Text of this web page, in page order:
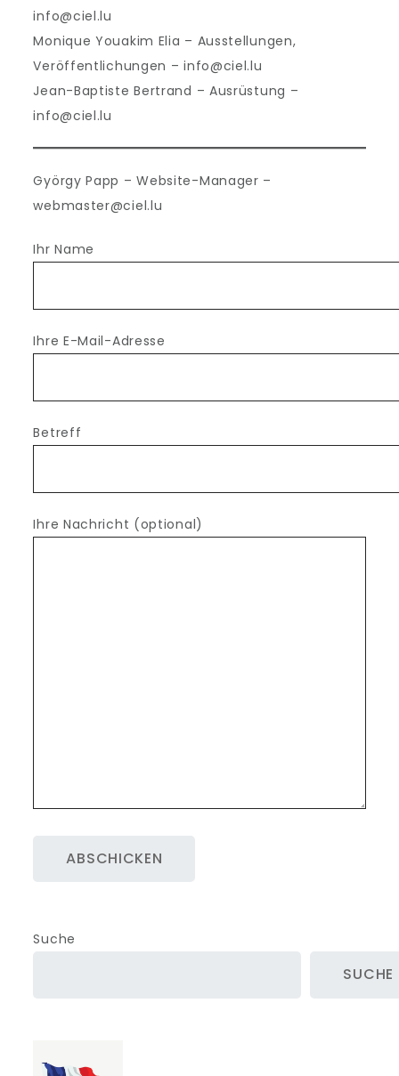
info@ciel.lu
Monique Youakim Elia – Ausstellungen,
Veröffentlichungen – info@ciel.lu
Jean-Baptiste Bertrand – Ausrüstung –
info@ciel.lu
György Papp – Website-Manager –
webmaster@ciel.lu
Ihr Name
Ihre E-Mail-Adresse
Betreff
Ihre Nachricht (optional)
l
a
Suche
SUCHE